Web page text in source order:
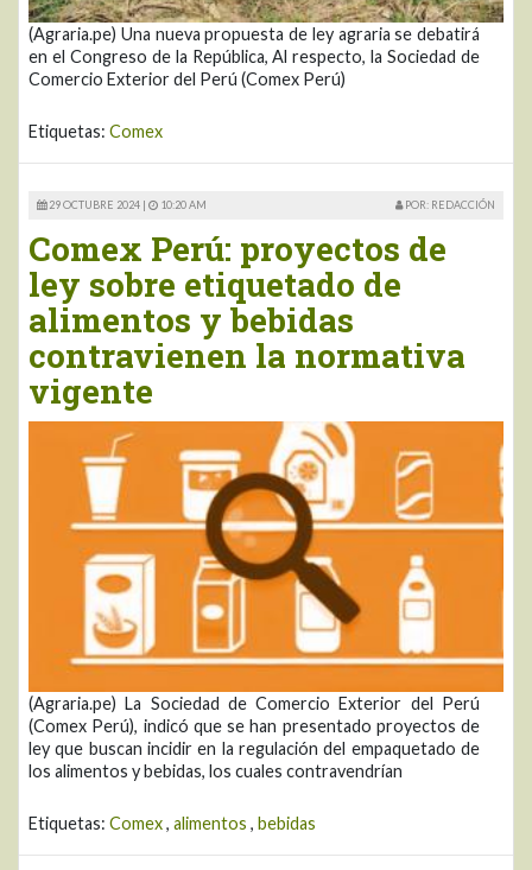
(Agraria.pe) Una nueva propuesta de ley agraria se debatirá
en el Congreso de la República, Al respecto, la Sociedad de
Comercio Exterior del Perú (Comex Perú)
Etiquetas: Comex
29 OCTUBRE 2024 | 10:20 AM POR: REDACCIÓN
Comex Perú: proyectos de
ley sobre etiquetado de
alimentos y bebidas
contravienen la normativa
vigente
(Agraria.pe) La Sociedad de Comercio Exterior del Perú
(Comex Perú), indicó que se han presentado proyectos de
ley que buscan incidir en la regulación del empaquetado de
los alimentos y bebidas, los cuales contravendrían
Etiquetas: Comex, alimentos , bebidas